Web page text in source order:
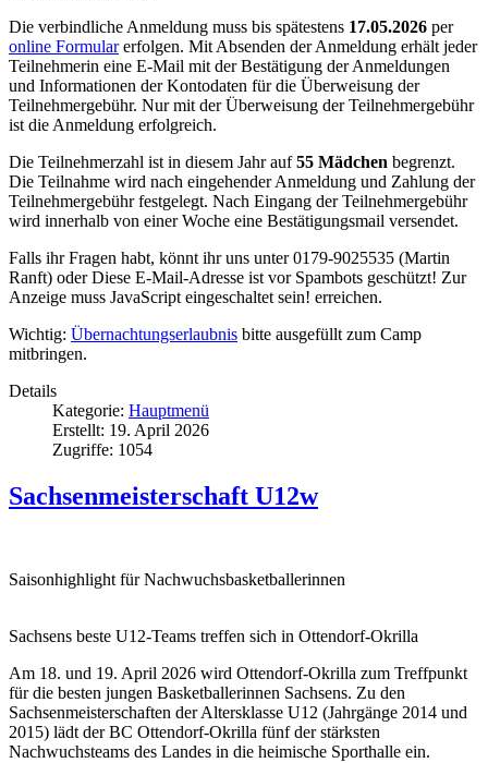
Die verbindliche Anmeldung muss bis spätestens 17.05.2026 per
online Formularerfolgen. Mit Absenden der Anmeldung erhält jeder
Teilnehmerin eine E-Mail mit der Bestätigung der Anmeldungen
und Informationen der Kontodaten für die Überweisung der
Teilnehmergebühr. Nur mit der Überweisung der Teilnehmergebühr
ist die Anmeldung erfolgreich.
Die Teilnehmerzahl ist in diesem Jahr auf55 Mädchen begrenzt.
Die Teilnahme wird nach eingehender Anmeldung und Zahlung der
Teilnehmergebühr festgelegt. Nach Eingang der Teilnehmergebühr
wird innerhalb von einer Woche eine Bestätigungsmail versendet.
Falls ihr Fragen habt, könnt ihr uns unter 0179-9025535 (Martin
Ranft) oderDiese E-Mail-Adresse ist vor Spambots geschützt! Zur
Anzeige muss JavaScript eingeschaltet sein! erreichen.
Wichtig: Übernachtungserlaubnis bitte ausgefüllt zum Camp
mitbringen.
Details
Kategorie: Hauptmenü
Erstellt: 19. April 2026
Zugriffe: 1054
Sachsenmeisterschaft U12w
Saisonhighlight für Nachwuchsbasketballerinnen
Sachsens beste U12-Teams treffen sich in Ottendorf-Okrilla
Am 18. und 19. April 2026 wird Ottendorf-Okrilla zum Treffpunkt
für die besten jungen Basketballerinnen Sachsens. Zu den
Sachsenmeisterschaften der Altersklasse U12 (Jahrgänge 2014 und
2015) lädt der BC Ottendorf-Okrilla fünf der stärksten
Nachwuchsteams des Landes in die heimische Sporthalle ein.